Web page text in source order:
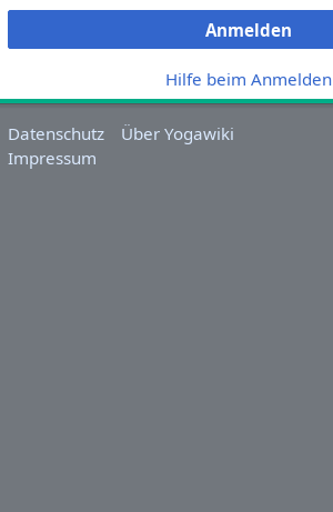
Anmelden
Hilfe beim Anmelden
Datenschutz
Über Yogawiki
Impressum